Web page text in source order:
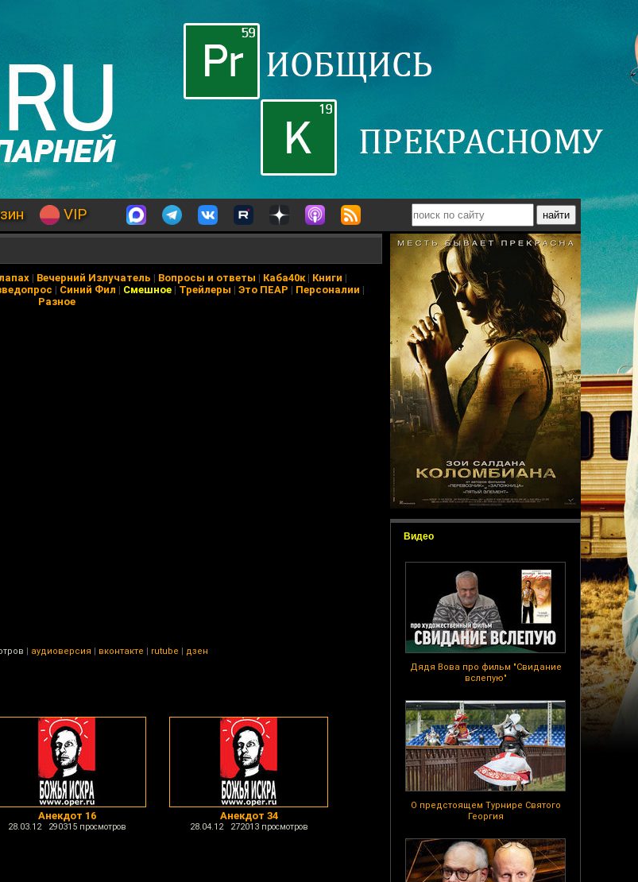
VIP
Видео
Дядя Вова про фильм "Свидание
вслепую"
О предстоящем Турнире Святого
Георгия
| Вечерний Излучатель | Вопросы и ответы | Каба40к| Книги |
| Синий Фил | Смешное | Трейлеры | Это ПЕАР | Персоналии |
Разное
| аудиоверсия | вконтакте | rutube | дзен
Анекдот 16
28.03.12 290315 просмотров
Анекдот 34
28.04.12 272013 просмотров